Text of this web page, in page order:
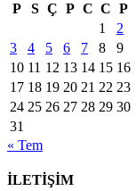
P
S Ç P C C P
1
2
3
4 5 6 7 8
9
10 11 12 13 14 15 16
17 18 19 20 21 22 23
24 25 26 27 28 29 30
31
« Tem
İLETİŞİM